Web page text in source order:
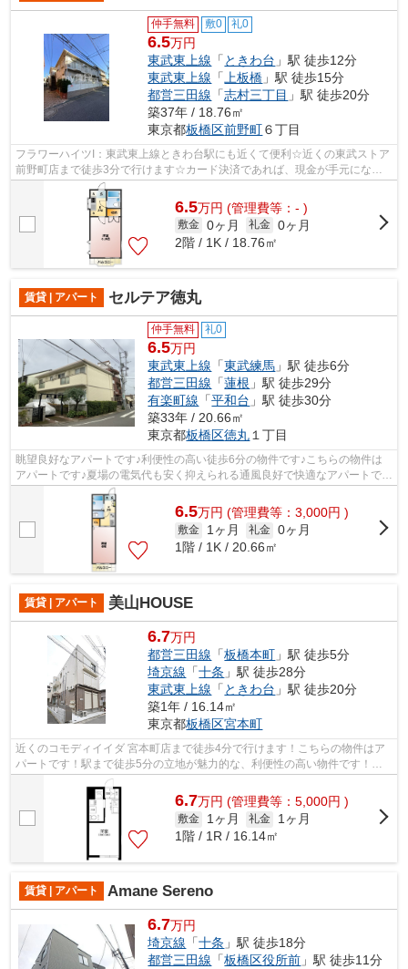
仲手無料 敷0 礼0
6.5万円
東武東上線 「 ときわ台 」駅 徒歩12分
東武東上線 「 上板橋 」駅 徒歩15分
都営三田線 「志村三丁目 」駅 徒歩20分
築37年 / 18.76㎡
東京都板橋区前野町６丁目
フラワーハイツI：東武東上線ときわ台駅にも近くて便利☆近くの東武ストア
前野町店まで徒歩3分で行けます☆カード決済であれば、現金が手元になく
てもお支払いできます☆こちらの物件は...
6.5万円 (管理費等：- )
敷金 0ヶ月 礼金 0ヶ月
2階 / 1K / 18.76㎡
賃貸 | アパート セルテア徳丸
仲手無料 礼0
6.5万円
東武東上線 「東武練馬 」駅 徒歩6分
都営三田線 「蓮根 」駅 徒歩29分
有楽町線 「平和台 」駅 徒歩30分
築33年 / 20.66㎡
東京都板橋区徳丸 １丁目
眺望良好なアパートです♪利便性の高い徒歩6分の物件です♪こちらの物件は
アパートです♪夏場の電気代も安く抑えられる通風良好で快適なアパートです
♪2つの路線をご利用できる場所にあり...
6.5万円 (管理費等：3,000円 )
敷金 1ヶ月 礼金 0ヶ月
1階 / 1K / 20.66㎡
賃貸 | アパート 美山HOUSE
6.7万円
都営三田線 「板橋本町 」駅 徒歩5分
埼京線 「十条 」駅 徒歩28分
東武東上線 「ときわ台 」駅 徒歩20分
築1年 / 16.14㎡
東京都板橋区宮本町
近くのコモディイイダ 宮本町店まで徒歩4分で行けます！こちらの物件はア
パートです！駅まで徒歩5分の立地が魅力的な、利便性の高い物件です！室
内に新鮮な空気を取り入れやすい風通し...
6.7万円 (管理費等：5,000円 )
敷金 1ヶ月 礼金
1ヶ月
1階 / 1R / 16.14㎡
賃貸 | アパート Amane Sereno
6.7万円
埼京線 「十条 」駅 徒歩18分
都営三田線 「板橋区役所前 」駅 徒歩11分